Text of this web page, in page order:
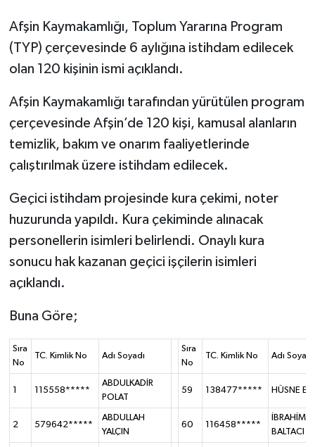
Afşin Kaymakamlığı, Toplum Yararına Program
(TYP) çerçevesinde 6 aylığına istihdam edilecek
olan 120 kişinin ismi açıklandı.
Afşin Kaymakamlığı tarafından yürütülen program
çerçevesinde Afşin’de 120 kişi, kamusal alanların
temizlik, bakım ve onarım faaliyetlerinde
çalıştırılmak üzere istihdam edilecek.
Geçici istihdam projesinde kura çekimi, noter
huzurunda yapıldı. Kura çekiminde alınacak
personellerin isimleri belirlendi. Onaylı kura
sonucu hak kazanan geçici işçilerin isimleri
açıklandı.
Buna Göre;
Sıra
No
TC. Kimlik No Adı Soyadı
Sıra
No
TC. Kimlik No Adı Soyadı
115558*****
ABDULKADİR
POLAT
59 138477***** HÜSNE EYİ
2 579642*****
ABDULLAH
YALÇIN
60 116458*****
İBRAHİM
BALTACI